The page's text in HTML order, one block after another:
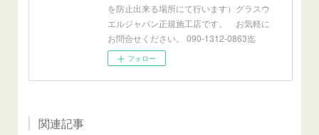
を防止出来る場所にて行います）グラスウ
エルジャパン正規施工店です。 お気軽に
お問合せください。 090-1312-0863迄
フォロー
関連記事